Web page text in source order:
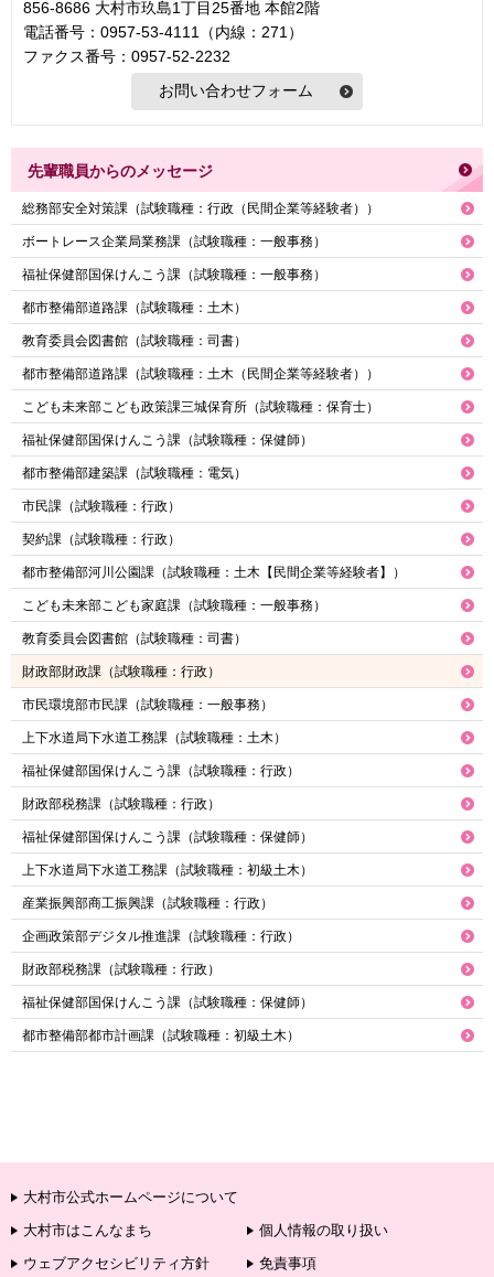
856-8686 大村市玖島1丁目25番地 本館2階
電話番号：0957-53-4111（内線：271）
ファクス番号：0957-52-2232
先輩職員からのメッセージ
総務部安全対策課（試験職種：行政（民間企業等経験者））
ボートレース企業局業務課（試験職種：一般事務）
福祉保健部国保けんこう課（試験職種：一般事務）
都市整備部道路課（試験職種：土木）
教育委員会図書館（試験職種：司書）
都市整備部道路課（試験職種：土木（民間企業等経験者））
こども未来部こども政策課三城保育所（試験職種：保育士）
福祉保健部国保けんこう課（試験職種：保健師）
都市整備部建築課（試験職種：電気）
市民課（試験職種：行政）
契約課（試験職種：行政）
都市整備部河川公園課（試験職種：土木【民間企業等経験者】）
こども未来部こども家庭課（試験職種：一般事務）
教育委員会図書館（試験職種：司書）
財政部財政課（試験職種：行政）
市民環境部市民課（試験職種：一般事務）
上下水道局下水道工務課（試験職種：土木）
福祉保健部国保けんこう課（試験職種：行政）
財政部税務課（試験職種：行政）
福祉保健部国保けんこう課（試験職種：保健師）
上下水道局下水道工務課（試験職種：初級土木）
産業振興部商工振興課（試験職種：行政）
企画政策部デジタル推進課（試験職種：行政）
財政部税務課（試験職種：行政）
福祉保健部国保けんこう課（試験職種：保健師）
都市整備部都市計画課（試験職種：初級土木）
大村市公式ホームページについて
大村市はこんなまち
個人情報の取り扱い
ウェブアクセシビリティ方針
免責事項